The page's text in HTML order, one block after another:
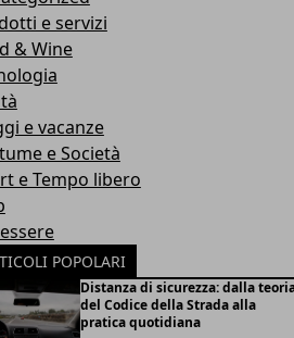
e servizi
& Wine
e vacanze
e Società
e Tempo libero
POPOLARI
Distanza di sicurezza: dalla
del Codice della Strada alla
pratica quotidiana